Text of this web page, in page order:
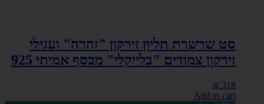
סט שרשרת תליון זירקון "זהרה" ועגילי
זירקון צמודים "בלייקלי" מכסף אמיתי 925
₪ 318
Add to cart